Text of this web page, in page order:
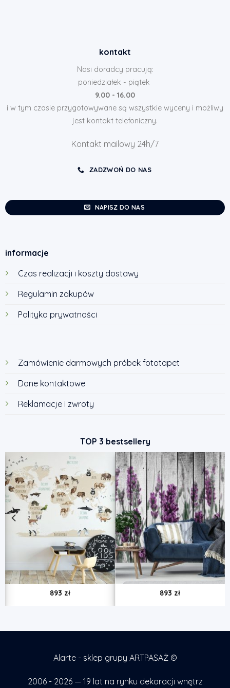
kontakt
Nasi doradcy pracują:
poniedziałek - piątek
9.00 - 16.00
i w tym czasie przygotowywane są wszystkie wyceny i możliwy
jest kontakt telefoniczny.
Kontakt mailowy 24h/7
ZADZWOŃ DO NAS
NAPISZ DO NAS
informacje
Czas realizacji i koszty dostawy
Regulamin zakupów
Polityka prywatności
Zamówienie darmowych próbek fototapet
Dane kontaktowe
Reklamacje i zwroty
TOP 3 bestsellery
893 zł 893 zł
Alarte - sklep grupy ARTPASAŻ ©
2006 - 2026 — 19 lat na rynku dekoracji wnętrz